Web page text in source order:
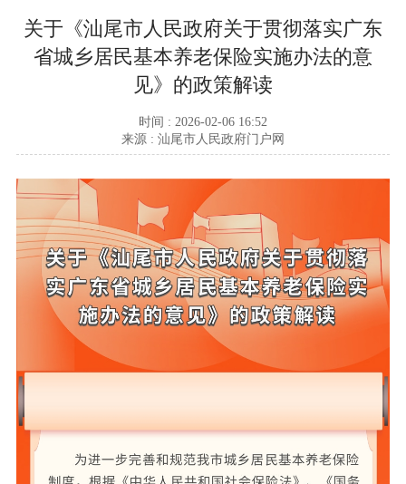
关于《汕尾市人民政府关于贯彻落实广东
省城乡居民基本养老保险实施办法的意
见》的政策解读
时间 : 2026-02-06 16:52
来源 : 汕尾市人民政府门户网